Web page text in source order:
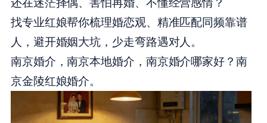
还在迷茫择偶、害怕再婚、不懂经营感情？
找专业红娘帮你梳理婚恋观、精准匹配同频靠谱
人，避开婚姻大坑，少走弯路遇对人。
南京婚介，南京本地婚介，南京婚介哪家好？南
京金陵红娘婚介。